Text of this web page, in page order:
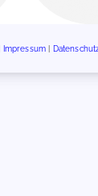
Impressum